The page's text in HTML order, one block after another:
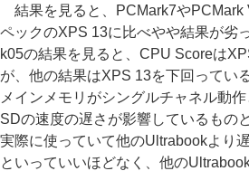
結果を見ると、PCMark7やPCMark
ペックのXPS 13に比べやや結果が劣
k05の結果を見ると、CPU Scoreは
が、他の結果はXPS 13を下回ってい
メインメモリがシングルチャネル動
SDの速度の遅さが影響しているもの
実際に使っていて他のUltrabookより
といっていいほどなく、他の